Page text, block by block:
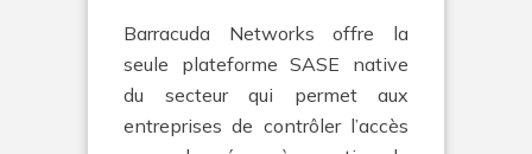
Barracuda Networks offre la
seule plateforme SASE native
du secteur qui permet aux
entreprises de contrôler l’accès